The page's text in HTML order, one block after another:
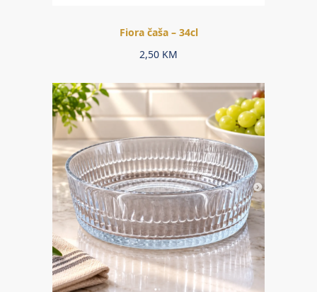
Fiora čaša – 34cl
2,50 KM